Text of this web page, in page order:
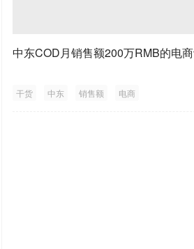
中东COD月销售额200万RMB的电
干货 中东 销售额 电商